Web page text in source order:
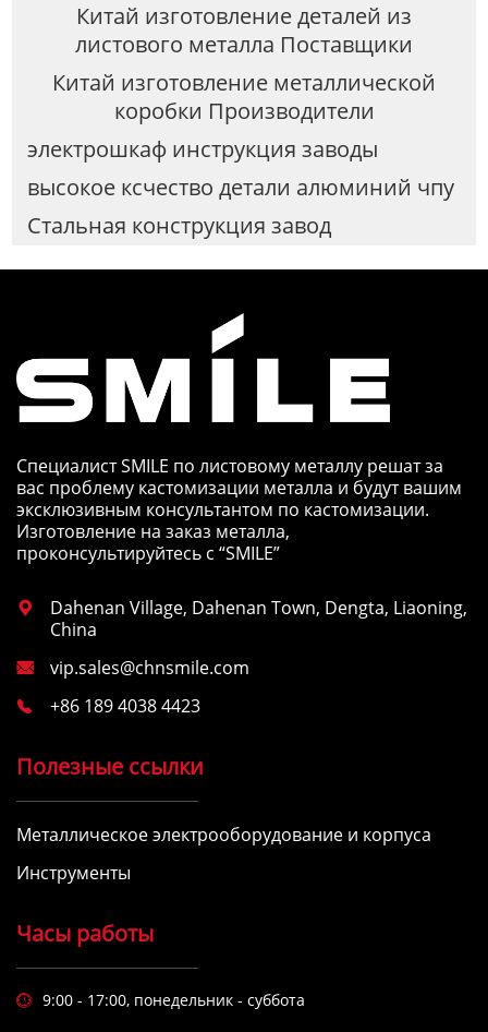
Китай изготовление деталей из
листового металла Поставщики
Китай изготовление металлической
коробки Производители
электрошкаф инструкция заводы
высокое ксчество детали алюминий чпу
Стальная конструкция завод
Специалист SMILE по листовому металлу решат за
вас проблему кастомизации металла и будут вашим
эксклюзивным консультантом по кастомизации.
Изготовление на заказ металла,
проконсультируйтесь с “SMILE”

Dahenan Village, Dahenan Town, Dengta, Liaoning,
China
 vip.sales@chnsmile.com
 +86 189 4038 4423
Полезные ссылки
Металлическое электрооборудование и корпуса
Инструменты
Часы работы
 9:00 - 17:00, понедельник - суббота